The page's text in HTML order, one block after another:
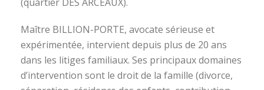
Maître BILLION-PORTE, avocate sérieuse et
expérimentée, intervient depuis plus de 20 ans
dans les litiges familiaux. Ses principaux domaines
d’intervention sont le droit de la famille (divorce,